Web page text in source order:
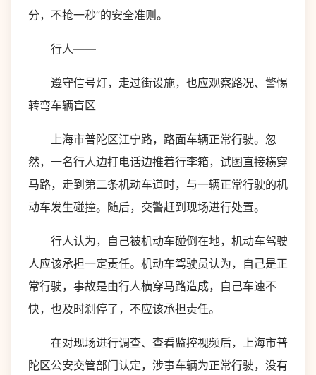
分，不抢一秒”的安全准则。
行人——
遵守信号灯，走过街设施，也应观察路况、警惕
转弯车辆盲区
上海市普陀区江宁路，路面车辆正常行驶。忽
然，一名行人边打电话边推着行李箱，试图直接横穿
马路，走到第二条机动车道时，与一辆正常行驶的机
动车发生碰撞。随后，交警赶到现场进行处置。
行人认为，自己被机动车碰倒在地，机动车驾驶
人应该承担一定责任。机动车驾驶员认为，自己是正
常行驶，事故是由行人横穿马路造成，自己车速不
快，也及时刹停了，不应该承担责任。
在对现场进行调查、查看监控视频后，上海市普
陀区公安交管部门认定，涉事车辆为正常行驶，没有